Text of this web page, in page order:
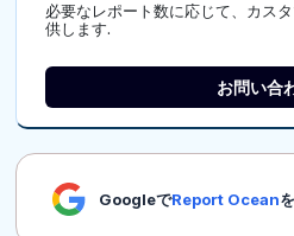
必要なレポート数に応じて、カス
供します.
お問い合
GoogleでReport Ocean